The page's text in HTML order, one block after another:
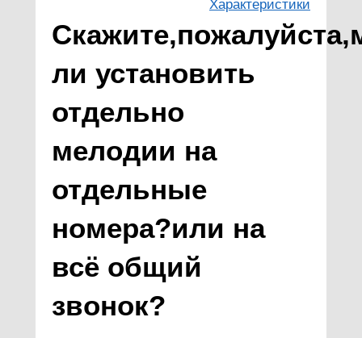
Характеристики
ли установить
отдельно
мелодии на
отдельные
номера?или на
всё общий
звонок?